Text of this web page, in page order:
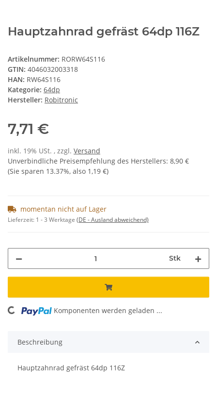
Hauptzahnrad gefräst 64dp 116Z
Artikelnummer: RORW64S116
GTIN: 4046032003318
HAN: RW64S116
Kategorie: 64dp
Hersteller: Robitronic
7,71 €
inkl. 19% USt. , zzgl. Versand
Unverbindliche Preisempfehlung des Herstellers: 8,90 €
(Sie sparen 13.37%, also 1,19 €)
momentan nicht auf Lager
Lieferzeit: 1 - 3 Werktage (DE - Ausland abweichend)
Stk
Loading... Komponenten werden geladen ...
Beschreibung
Hauptzahnrad gefräst 64dp 116Z